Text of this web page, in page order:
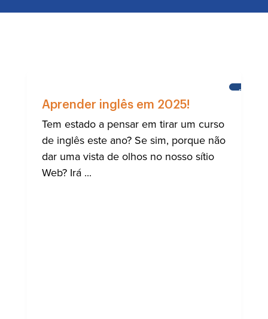
ESCOLA
Aprender inglês em 2025!
Tem estado a pensar em tirar um curso
de inglês este ano? Se sim, porque não
dar uma vista de olhos no nosso sítio
Web? Irá ...